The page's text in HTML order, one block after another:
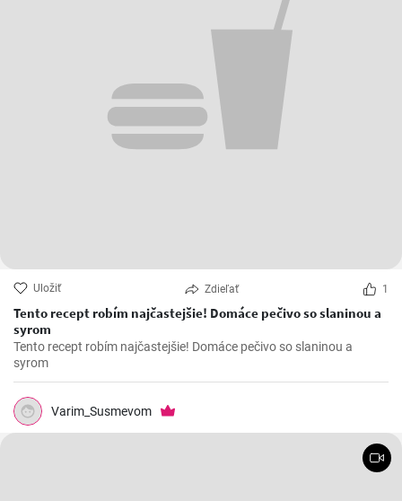
Uložiť Zdieľať 1
Tento recept robím najčastejšie! Domáce pečivo so slaninou a
syrom
Tento recept robím najčastejšie! Domáce pečivo so slaninou a
syrom
Varim_Susmevom